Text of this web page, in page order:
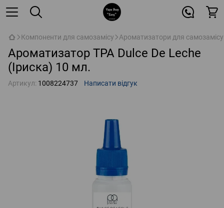
Компоненти для самозамісу Ароматизатори для самозамісу
Ароматизатор TPA Dulce De Leche
(Іриска) 10 мл.
Артикул: 1008224737 Написати відгук